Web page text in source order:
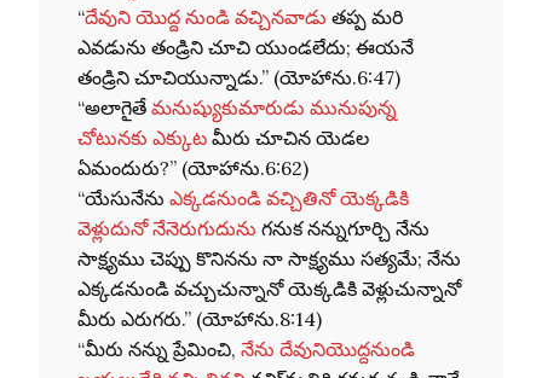
“దేవుని యొద్ద నుండి వచ్చినవాడు తప్ప మరి
ఎవడును తండ్రిని చూచి యుండలేదు; ఈయనే
తండ్రిని చూచియున్నాడు.” (యోహాను.6:47)
“అలాగైతే మనుష్యుకుమారుడు మునుపున్న
చోటునకు ఎక్కుట మీరు చూచిన యెడల
ఏమందురు?” (యోహాను.6:62)
“యేసునేను ఎక్కడనుండి వచ్చితినో యెక్కడికి
వెళ్లుదునో నేనెరుగుదును గనుక నన్నుగూర్చి నేను
సాక్ష్యము చెప్పు కొనినను నా సాక్ష్యము సత్యమే; నేను
ఎక్కడనుండి వచ్చుచున్నానో యెక్కడికి వెళ్లుచున్నానో
మీరు ఎరుగరు.” (యోహాను.8:14)
“మీరు నన్ను ప్రేమించి, నేను దేవునియొద్దనుండి